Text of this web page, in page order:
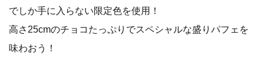
でしか手に入らない限定色を使用！
高さ25cmのチョコたっぷりでスペシャルな盛りパフェを
味わおう！